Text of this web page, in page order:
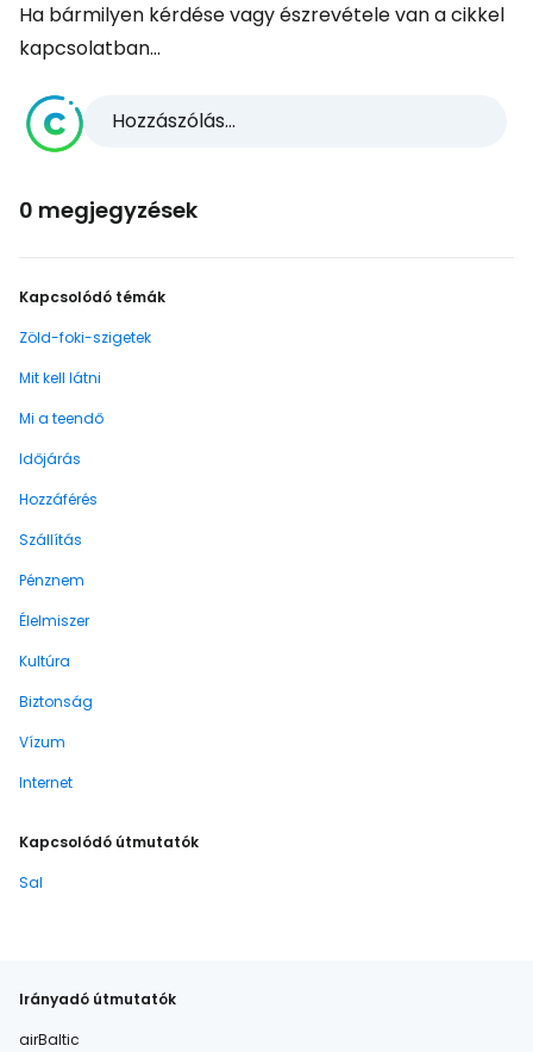
Ha bármilyen kérdése vagy észrevétele van a cikkel
kapcsolatban...
Hozzászólás...
0 megjegyzések
Kapcsolódó témák
Zöld-foki-szigetek
Mit kell látni
Mi a teendő
Időjárás
Hozzáférés
Szállítás
Pénznem
Élelmiszer
Kultúra
Biztonság
Vízum
Internet
Kapcsolódó útmutatók
Sal
Irányadó útmutatók
airBaltic